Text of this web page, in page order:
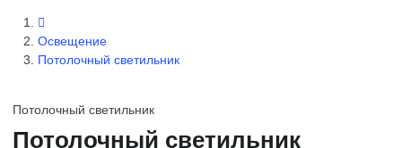
Освещение
Потолочный светильник
Потолочный светильник
Потолочный светильник